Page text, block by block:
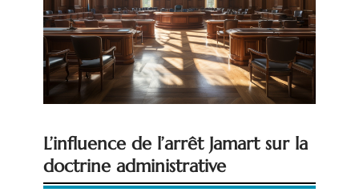
L’influence de l’arrêt Jamart sur la
doctrine administrative